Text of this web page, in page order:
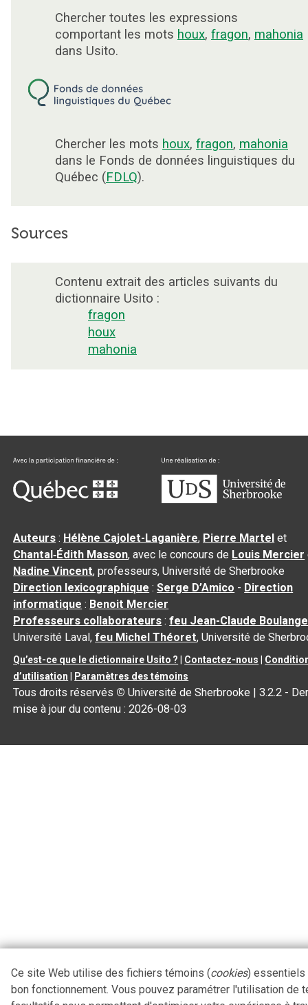
Chercher toutes les expressions
comportant les mots houx, fragon, mahonia
dans Usito.
Chercher les mots houx, fragon, mahonia
dans le Fonds de données linguistiques du
Québec (FDLQ).
Sources
Contenu extrait des articles suivants du
dictionnaire Usito :
fragon
houx
mahonia
Auteurs : Hélène Cajolet-Laganière, Pierre Martel et
Chantal‑Édith Masson, avec le concours de Louis Mercier
Nadine Vincent, professeurs, Université de Sherbrooke
Direction lexicographique :Serge D’Amico - Direction
informatique : Benoit Mercier
Professeurs collaborateurs :feu Jean-Claude
Université Laval,feu Michel Théoret, Université de
Qu’est-ce que le dictionnaire Usito ? Contactez-nous
d’utilisation
Paramètres des témoins
Tous droits réservés © Université de Sherbrooke |3.2.2 -
mise à jour du contenu :2026-08-03
Ce site Web utilise des fichiers témoins (cookies) essentiels
bon fonctionnement. Vous pouvez paramétrer l'utilisation de